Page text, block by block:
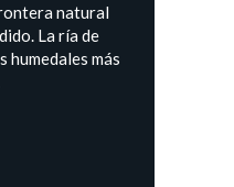
natural
La ría de
humedales más